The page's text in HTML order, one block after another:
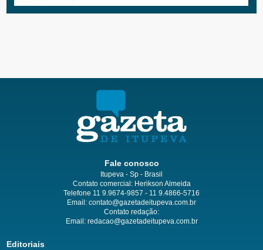
Fale conosco
Itupeva - Sp - Brasil
Contato comercial: Herikson Almeida
Telefone 11 9.9674-9857 - 11 9.4866-5716
Email: contato@gazetadeitupeva.com.br
Contato redação:
Email: redacao@gazetadeitupeva.com.br
Editoriais